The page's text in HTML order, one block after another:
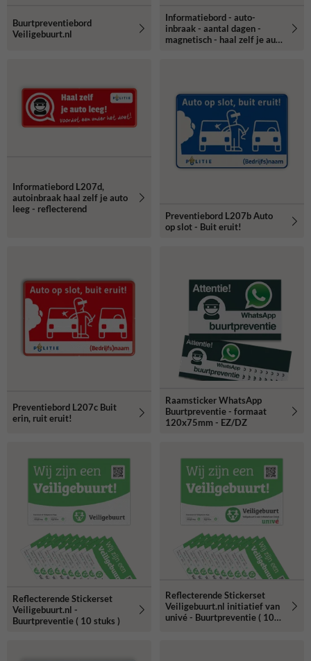
Buurtpreventiebord
Veiligebuurt.nl
Informatiebord - auto-
inbraak - aantal dagen -
magnetisch - haal zelf je auto
Informatiebord L207d,
autoinbraak haal zelf je auto
leeg - reflecterend
Preventiebord L207b Auto
op slot - Buit eruit!
Preventiebord L207c Buit
erin, ruit eruit!
Raamsticker WhatsApp
Buurtpreventie - formaat
120x75mm - EZ/DZ
Reflecterende Stickerset
Veiligebuurt.nl -
Buurtpreventie ( 10 stuks )
Reflecterende Stickerset
Veiligebuurt.nl initiatief van
univé - Buurtpreventie ( 10